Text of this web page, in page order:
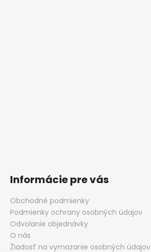
Informácie pre vás
Obchodné podmienky
Podmienky ochrany osobných údajov
Odvolanie objednávky
O nás
Žiadosť na vymazanie osobných údajov